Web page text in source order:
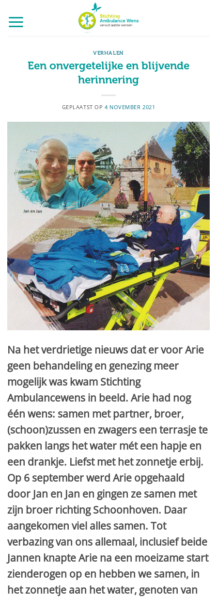
naar
inhoud
VERHALEN
Een onvergetelijke en blijvende
herinnering
GEPLAATST OP 4 NOVEMBER 2021
Na het verdrietige nieuws dat er voor Arie
geen behandeling en genezing meer
mogelijk was kwam Stichting
Ambulancewens in beeld. Arie had nog
één wens: samen met partner, broer,
(schoon)zussen en zwagers een terrasje te
pakken langs het water mét een hapje en
een drankje. Liefst met het zonnetje erbij.
Op 6 september werd Arie opgehaald
door Jan en Jan en gingen ze samen met
zijn broer richting Schoonhoven. Daar
aangekomen viel alles samen. Tot
verbazing van ons allemaal, inclusief beide
Jannen knapte Arie na een moeizame start
zienderogen op en hebben we samen, in
het zonnetje aan het water, genoten van